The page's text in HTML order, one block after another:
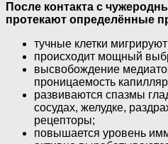
После контакта с
протекают определённые
тучные клетки
происходит мощный
высвобождение
проницаемость
развиваются спазмы
сосудах, желудке,
рецепторы;
повышается уровень